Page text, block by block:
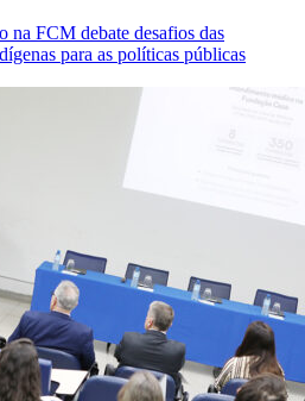
na FCM debate desafios das
para as políticas públicas